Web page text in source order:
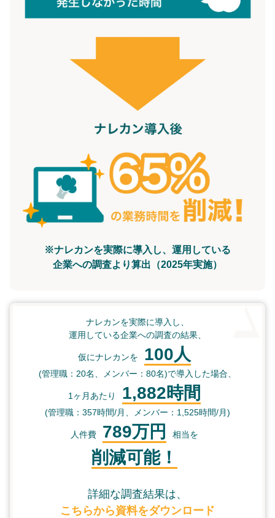
※ナレカンを実際に導入し、運用している
企業への調査より算出（2025年実施）
ナレカンを実際に導入し、
運用している企業への調査の結果、
仮にナレカンを 100人
(管理職：20名、メンバー：80名)で導入した場合、
1ヶ月あたり 1,882時間
(管理職：357時間/月、メンバー：1,525時間/月)
人件費 789万円 相当を
削減可能！
詳細な調査結果は、
こちらから資料をダウンロード